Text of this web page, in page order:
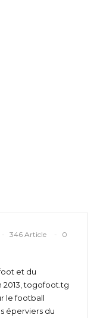
346 Article
0
et du
2013, togofoot.tg
le football
éperviers du